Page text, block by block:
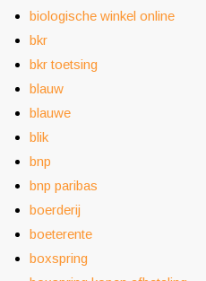
biologische winkel online
bkr
bkr toetsing
blauw
blauwe
blik
bnp
bnp paribas
boerderij
boeterente
boxspring